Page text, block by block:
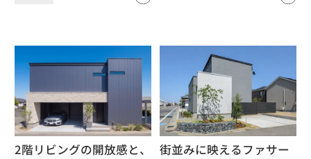
2階リビングの開放感と、
街並みに映えるファサー